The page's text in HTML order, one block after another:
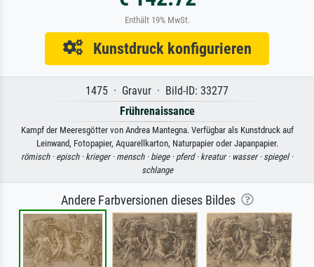
Enthält 19% MwSt.
Kunstdruck konfigurieren
1475 · Gravur · Bild-ID: 33277
Frührenaissance
Kampf der Meeresgötter von Andrea Mantegna. Verfügbar als Kunstdruck auf
Leinwand, Fotopapier, Aquarellkarton, Naturpapier oder Japanpapier.
römisch · episch · krieger · mensch · biege · pferd · kreatur · wasser · spiegel ·
schlange
Andere Farbversionen dieses Bildes